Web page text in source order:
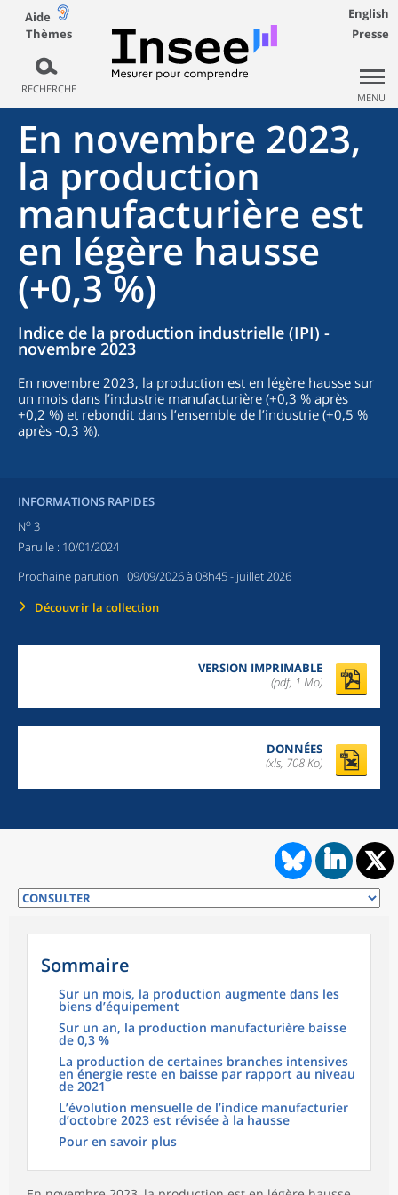
Aide
Thèmes
RECHERCHE
English
Presse
MENU
En novembre 2023,
la production
manufacturière est
en légère hausse
(+0,3 %)
Indice de la production industrielle (IPI) -
novembre 2023
En novembre 2023, la production est en légère hausse sur
un mois dans l’industrie manufacturière (+0,3 % après
+0,2 %) et rebondit dans l’ensemble de l’industrie (+0,5 %
après ‑0,3 %).
INFORMATIONS RAPIDES
No 3
Paru le : 10/01/2024
Prochaine parution : 09/09/2026 à 08h45- juillet 2026
Découvrir la collection
VERSION IMPRIMABLE
(pdf, 1 Mo)
DONNÉES
(xls, 708 Ko)
Sommaire
Sur un mois, la production augmente dans les
biens d’équipement
Sur un an, la production manufacturière baisse
de 0,3 %
La production de certaines branches intensives
en énergie reste en baisse par rapport au niveau
de 2021
L’évolution mensuelle de l’indice manufacturier
d’octobre 2023 est révisée à la hausse
Pour en savoir plus